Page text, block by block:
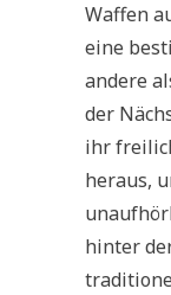
Waffen
eine
andere
der
ihr
heraus,
hinter